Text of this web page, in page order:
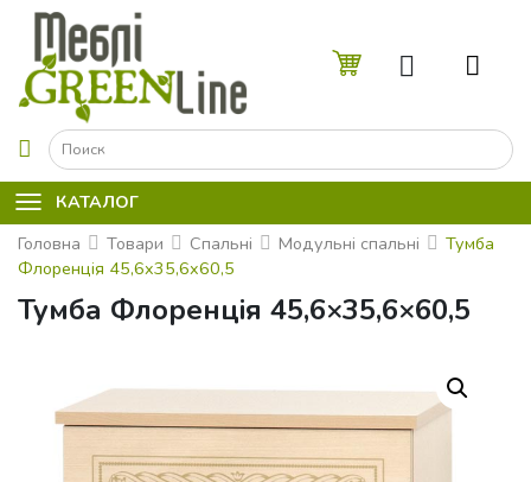
☰
КАТАЛОГ
Головна
Товари Спальні Модульні спальні
Тумба
Флоренцiя 45,6x35,6x60,5
Тумба Флоренцiя 45,6×35,6×60,5